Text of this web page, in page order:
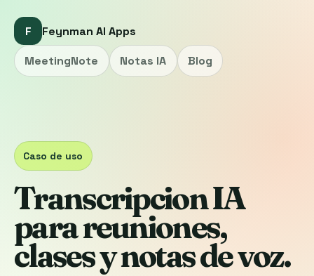
F Feynman AI Apps
MeetingNote Notas IA Blog
Caso de uso
Transcripcion IA
para reuniones,
clases y notas de voz.